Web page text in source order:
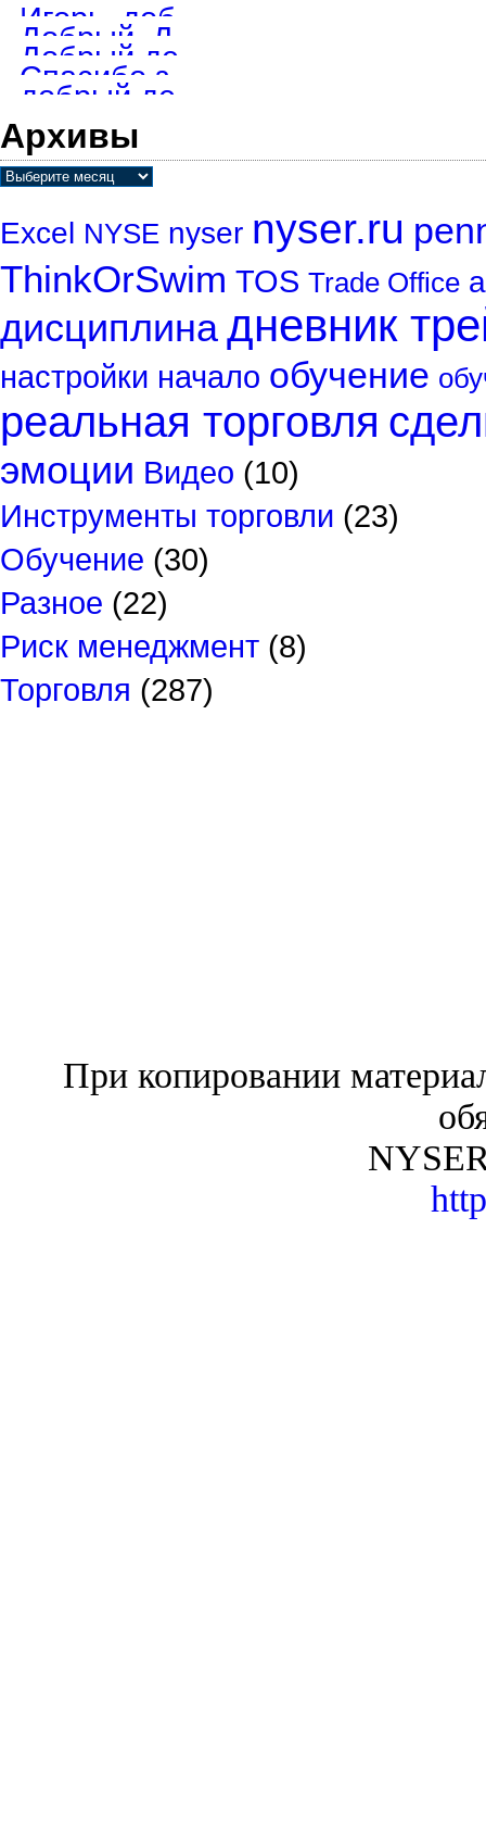
Архивы
Excel NYSE nyser nyser.ru
ThinkOrSwim TOS Trade Office
дисциплинадневник
настройки начало обучение
реальная торговля
эмоции Видео (10)
Инструменты торговли (23)
Обучение (30)
Разное (22)
Риск менеджмент (8)
Торговля (287)
При копировании